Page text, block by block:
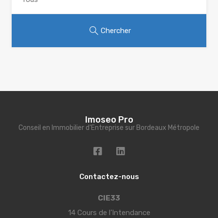
Chercher
Imoseo Pro
Conseil en Immobilier d'Entreprise sur Bordeaux Métropole
Contactez-nous
CIE33
14 Cours de l’Intendance